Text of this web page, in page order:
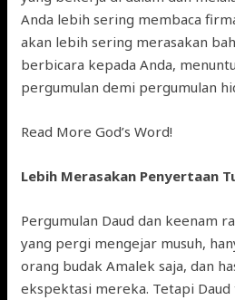
Anda lebih sering membaca
akan lebih sering merasakan
berbicara kepada Anda,
pergumulan demi pergumulan
Read More God’s Word!
Lebih Merasakan Penyertaan
Pergumulan Daud dan keenam
yang pergi mengejar musuh,
orang budak Amalek saja, dan
ekspektasi mereka. Tetapi Daud